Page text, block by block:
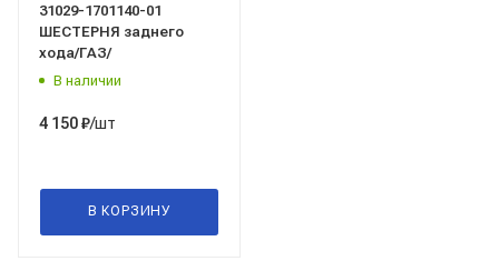
31029-1701140-01
ШЕСТЕРНЯ заднего
хода/ГАЗ/
В наличии
4 150₽/шт
В КОРЗИНУ